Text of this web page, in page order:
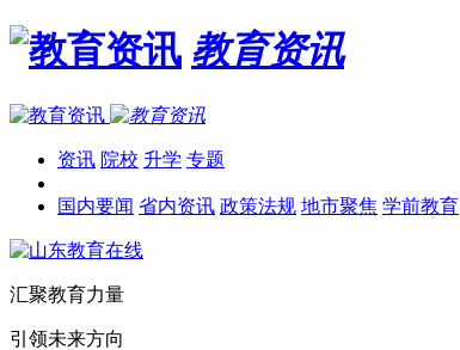
教育资讯
资讯 院校 升学 专题
国内要闻 省内资讯 政策法规 地市聚焦 学前教育
汇聚教育力量
引领未来方向